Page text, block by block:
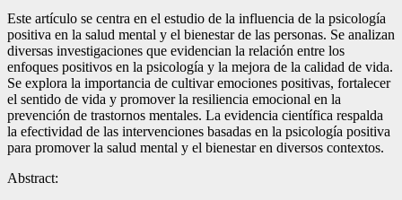
Este artículo se centra en el estudio de la influencia de la psicología
positiva en la salud mental y el bienestar de las personas. Se analizan
diversas investigaciones que evidencian la relación entre los
enfoques positivos en la psicología y la mejora de la calidad de vida.
Se explora la importancia de cultivar emociones positivas, fortalecer
el sentido de vida y promover la resiliencia emocional en la
prevención de trastornos mentales. La evidencia científica respalda
la efectividad de las intervenciones basadas en la psicología positiva
para promover la salud mental y el bienestar en diversos contextos.
Abstract: